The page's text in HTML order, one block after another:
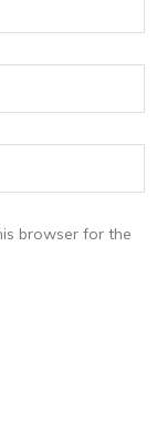
browser for the